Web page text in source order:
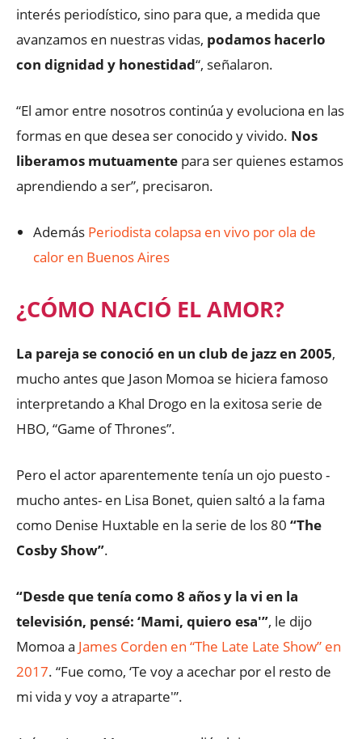
interés periodístico, sino para que, a medida que
avanzamos en nuestras vidas, podamos hacerlo
con dignidad y honestidad“, señalaron.
“El amor entre nosotros continúa y evoluciona en las
formas en que desea ser conocido y vivido. Nos
liberamos mutuamente para ser quienes estamos
aprendiendo a ser”, precisaron.
Además Periodista colapsa en vivo por ola de
calor en Buenos Aires
¿CÓMO NACIÓ EL AMOR?
La pareja se conoció en un club de jazz en 2005,
mucho antes que Jason Momoa se hiciera famoso
interpretando a Khal Drogo en la exitosa serie de
HBO, “Game of Thrones”.
Pero el actor aparentemente tenía un ojo puesto -
mucho antes- en Lisa Bonet, quien saltó a la fama
como Denise Huxtable en la serie de los 80 “The
Cosby Show”.
“Desde que tenía como 8 años y la vi en la
televisión, pensé: ‘Mami, quiero esa'”, le dijo
Momoa a James Corden en “The Late Late Show” en
2017. “Fue como, ‘Te voy a acechar por el resto de
mi vida y voy a atraparte'”.